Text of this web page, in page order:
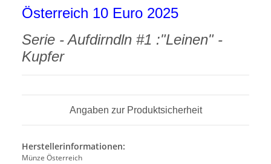
Österreich 10 Euro 2025
Serie - Aufdirndln #1 :"Leinen" -
Kupfer
Angaben zur Produktsicherheit
Herstellerinformationen:
Münze Österreich